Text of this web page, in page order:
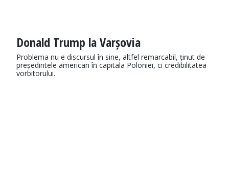
Donald Trump la Varșovia
Problema nu e discursul în sine, altfel remarcabil, ținut de
președintele american în capitala Poloniei, ci credibilitatea
vorbitorului.